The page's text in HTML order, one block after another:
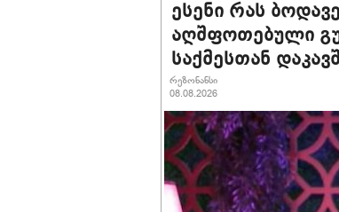
ესენი რას
აღშფოთებული
საქმესთან
რეზონანსი
08.08.2026